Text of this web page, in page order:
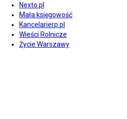
Nexto.pl
Mała księgowość
Kancelarierp.pl
Wieści Rolnicze
Życie Warszawy